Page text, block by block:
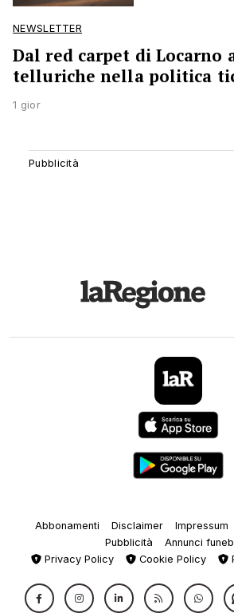
NEWSLETTER
Dal red carpet di Locarno
telluriche nella politica
1 gior
Abbonamenti Disclaimer Impressum
Pubblicità
Annunci
Privacy Policy
Cookie Policy